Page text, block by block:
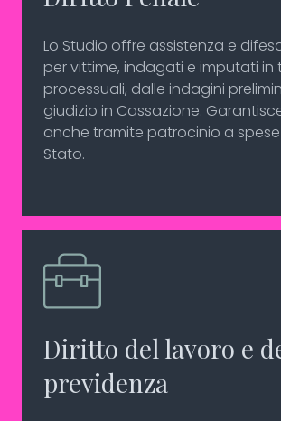
Lo Studio offre assistenza e
per vittime, indagati e imputati in
processuali, dalle indagini
giudizio in Cassazione.
anche tramite patrocinio a
Stato.
Diritto del lavoro e
previdenza